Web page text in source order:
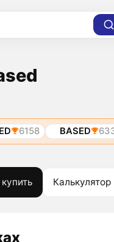
6158 BASED 6338
Калькулятор